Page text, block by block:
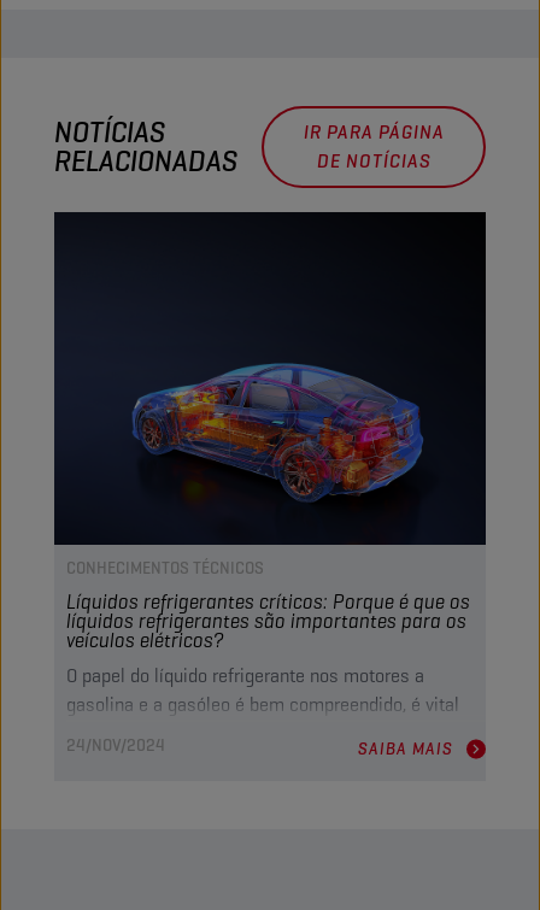
NOTÍCIAS
RELACIONADAS
IR PARA PÁGINA
DE NOTÍCIAS
CONHECIMENTOS TÉCNICOS
Líquidos refrigerantes críticos: Porque é que os
líquidos refrigerantes são importantes para os
veículos elétricos?
O papel do líquido refrigerante nos motores a
gasolina e a gasóleo é bem compreendido, é vital
para manter a temperatura do motor, mas e os
veículos elétricos? Hoje, discutimos o papel do
24/NOV/2024 SAIBA MAIS